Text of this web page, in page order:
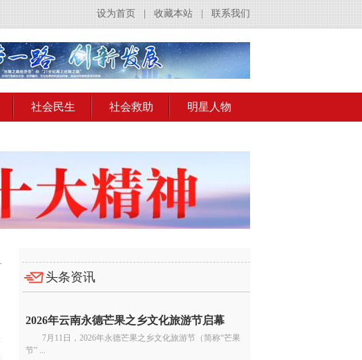
联系我们
收藏本站
设为首页
社会民生 社会救助 明星人物
头条资讯
2026年云南永德芒果之乡文化旅游节启幕
7月11日，2026年永德芒果之乡文化旅游节（简称“芒果
节” ...